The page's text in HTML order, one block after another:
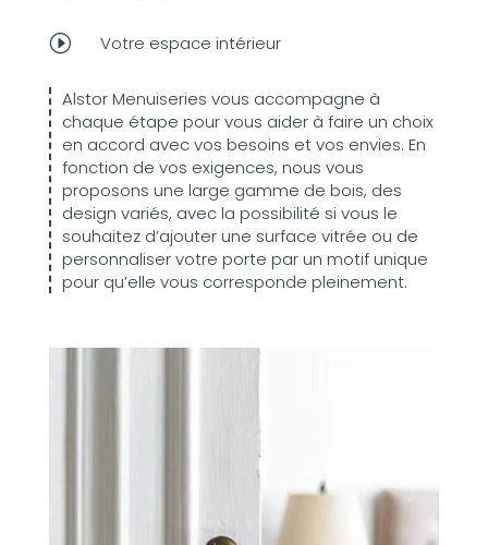
I Votre espace intérieur
Alstor Menuiseries vous accompagne à
chaque étape pour vous aider à faire un choix
en accord avec vos besoins et vos envies. En
fonction de vos exigences, nous vous
proposons une large gamme de bois, des
design variés, avec la possibilité si vous le
souhaitez d’ajouter une surface vitrée ou de
personnaliser votre porte par un motif unique
pour qu’elle vous corresponde pleinement.